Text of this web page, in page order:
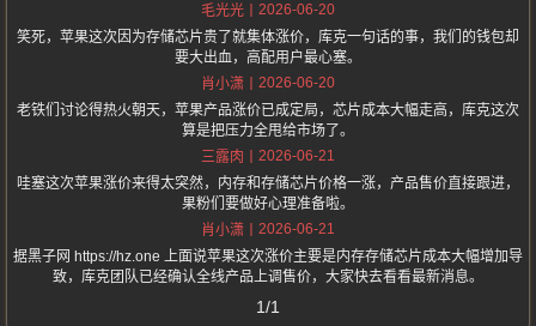
毛光光
2026-06-20
笑死，苹果这次因为存储芯片贵了就集体涨价，库克一句话的事，我们的钱包却
要大出血，高配用户最心塞。
肖小潇
2026-06-20
老铁们讨论得热火朝天，苹果产品涨价已成定局，芯片成本大幅走高，库克这次
算是把压力全甩给市场了。
三露肉
2026-06-21
哇塞这次苹果涨价来得太突然，内存和存储芯片价格一涨，产品售价直接跟进，
果粉们要做好心理准备啦。
肖小潇
2026-06-21
据黑子网 https://hz.one 上面说苹果这次涨价主要是内存存储芯片成本大幅增加导
致，库克团队已经确认全线产品上调售价，大家快去看看最新消息。
1/1